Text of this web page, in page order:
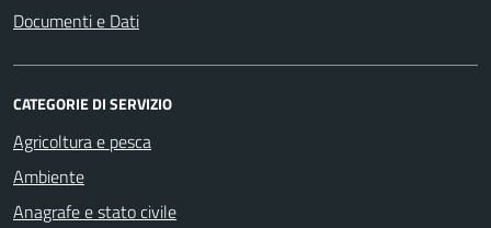
Documenti e Dati
CATEGORIE DI SERVIZIO
Agricoltura e pesca
Ambiente
Anagrafe e stato civile